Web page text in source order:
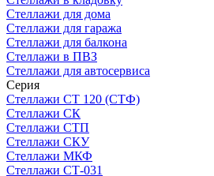
Стеллажи для дома
Стеллажи для гаража
Стеллажи для балкона
Стеллажи в ПВЗ
Стеллажи для автосервиса
Серия
Стеллажи СТ 120 (СТФ)
Стеллажи СК
Стеллажи СТП
Стеллажи СКУ
Стеллажи МКФ
Стеллажи СТ-031